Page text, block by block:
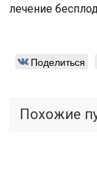
лечение
Поделиться
Похожие